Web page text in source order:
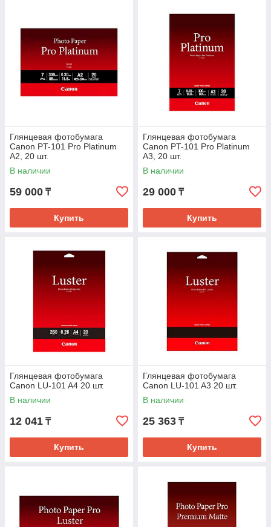
Глянцевая фотобумага
Canon PT-101 Pro Platinum
A2, 20 шт.
В наличии
59 000 ₸
Купить
Глянцевая фотобумага
Canon PT-101 Pro Platinum
A3, 20 шт.
В наличии
29 000 ₸
Купить
Глянцевая фотобумага
Canon LU-101 A4 20 шт.
В наличии
12 041 ₸
Купить
Глянцевая фотобумага
Canon LU-101 A3 20 шт.
В наличии
25 363 ₸
Купить